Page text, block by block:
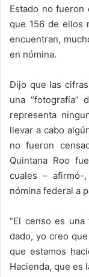
Estado no
que 156 de ellos
encuentran,
en nómina.
Dijo que las
una “fotografía”
representa
llevar a cabo
no fueron
Quintana Roo
cuales –
nómina federal a
“El censo es
dado, yo creo
que estamos
Hacienda, que es